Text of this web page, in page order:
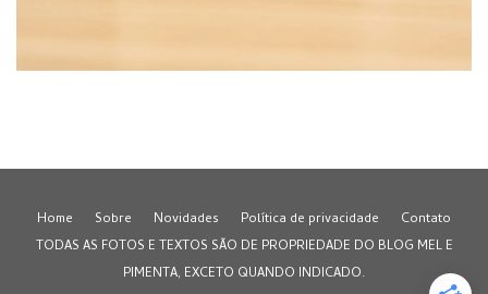
Home Sobre Novidades Política de privacidade
Contato
TODAS AS FOTOS E TEXTOS SÃO DE PROPRIEDADE DO BLOG MEL E
PIMENTA, EXCETO QUANDO INDICADO.